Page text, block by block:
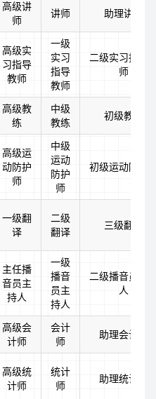
高级讲
师
讲师 助理讲师
高级实
习指导
教师
一级
实习
指导
教师
二级实习指导
师
高级教
练
中级
教练
初级教练
高级运
动防护
师
中级
运动
防护
师
初级运动防护
一级翻
译
二级
翻译
三级翻译
主任播
音员主
持人
一级
播音
员主
持人
二级播音员主
人
高级会
计师
会计
师
助理会计师
高级统
计师
统计
师
助理统计师